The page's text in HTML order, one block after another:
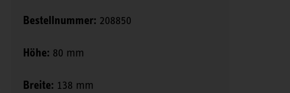
Bestellnummer: 208850
Höhe: 80 mm
Breite: 138 mm